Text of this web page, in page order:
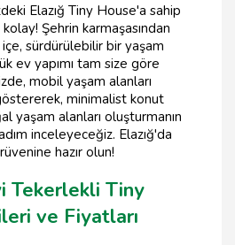
Elazığ Tiny House'a sahip
Şehrin karmaşasından
sürdürülebilir bir yaşam
ev yapımı tam size göre
mobil yaşam alanları
minimalist konut
yaşam alanları oluşturmanın
inceleyeceğiz. Elazığ'da
hazır olun!
Tekerlekli Tiny
ve Fiyatları